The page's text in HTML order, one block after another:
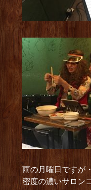
雨の月曜日ですが
密度の濃いサロン